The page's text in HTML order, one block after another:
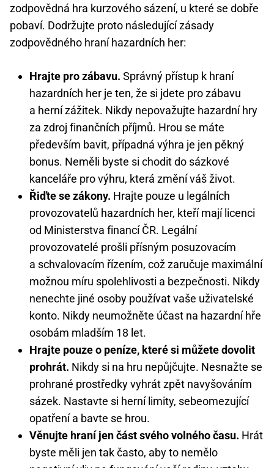
zodpovědná hra kurzového sázení, u které se dobře
pobaví. Dodržujte proto následující zásady
zodpovědného hraní hazardních her:
Hrajte pro zábavu. Správný přístup k hraní
hazardních her je ten, že si jdete pro zábavu
a herní zážitek. Nikdy nepovažujte hazardní hry
za zdroj finančních příjmů. Hrou se máte
především bavit, případná výhra je jen pěkný
bonus. Neměli byste si chodit do sázkové
kanceláře pro výhru, která změní váš život.
Řiďte se zákony. Hrajte pouze u legálních
provozovatelů hazardních her, kteří mají licenci
od Ministerstva financí ČR. Legální
provozovatelé prošli přísným posuzovacím
a schvalovacím řízením, což zaručuje maximální
možnou míru spolehlivosti a bezpečnosti. Nikdy
nenechte jiné osoby používat vaše uživatelské
konto. Nikdy neumožněte účast na hazardní hře
osobám mladším 18 let.
Hrajte pouze o peníze, které si můžete dovolit
prohrát. Nikdy si na hru nepůjčujte. Nesnažte se
prohrané prostředky vyhrát zpět navyšováním
sázek. Nastavte si herní limity, sebeomezující
opatření a bavte se hrou.
Věnujte hraní jen část svého volného času. Hrát
byste měli jen tak často, aby to nemělo